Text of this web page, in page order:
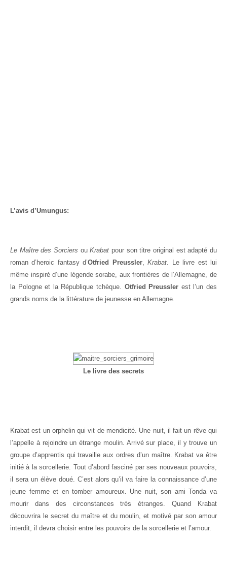
L’avis d’Umungus:
Le Maître des Sorciers ouKrabatpour son titre original est adapté du
roman d’heroic fantasy d’Otfried Preussler,Krabat. Le livre est lui
même inspiré d’une légende sorabe, aux frontières de l’Allemagne, de
la Pologne et la République tchèque. Otfried Preussler est l’un des
grands noms de la littérature de jeunesse en Allemagne.
Le livre des secrets
Krabat est un orphelin qui vit de mendicité. Une nuit, il fait un rêve qui
l’appelle à rejoindre un étrange moulin. Arrivé sur place, il y trouve un
groupe d’apprentis qui travaille aux ordres d’un maître. Krabat va être
initié à la sorcellerie. Tout d’abord fasciné par ses nouveaux pouvoirs,
il sera un élève doué. C’est alors qu’il va faire la connaissance d’une
jeune femme et en tomber amoureux. Une nuit, son ami Tonda va
mourir dans des circonstances très étranges. Quand Krabat
découvrira le secret du maître et du moulin, et motivé par son amour
interdit, il devra choisir entre les pouvoirs de la sorcellerie et l’amour.